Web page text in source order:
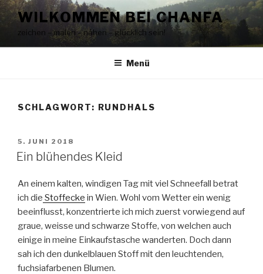
Zum
Inhalt
springen
WILKOMMEN BEI CHANFA
zeichen – malen – nähen – glücklich sein!
Menü
SCHLAGWORT: RUNDHALS
VERÖFFENTLICHT
AM
5. JUNI 2018
Ein blühendes Kleid
An einem kalten, windigen Tag mit viel Schneefall betrat
ich die Stoffecke in Wien. Wohl vom Wetter ein wenig
beeinflusst, konzentrierte ich mich zuerst vorwiegend auf
graue, weisse und schwarze Stoffe, von welchen auch
einige in meine Einkaufstasche wanderten. Doch dann
sah ich den dunkelblauen Stoff mit den leuchtenden,
fuchsiafarbenen Blumen.